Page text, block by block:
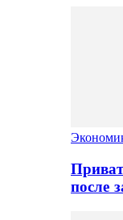
после